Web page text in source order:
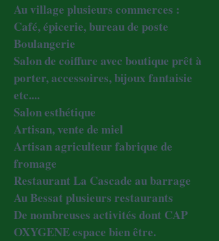
Au village plusieurs commerces :
Café, épicerie, bureau de poste
Boulangerie
Salon de coiffure avec boutique prêt à
porter, accessoires, bijoux fantaisie
etc....
Salon esthétique
Artisan, vente de miel
Artisan agriculteur fabrique de
fromage
Restaurant La Cascade au barrage
Au Bessat plusieurs restaurants
De nombreuses activités dont CAP
OXYGENE espace bien être.